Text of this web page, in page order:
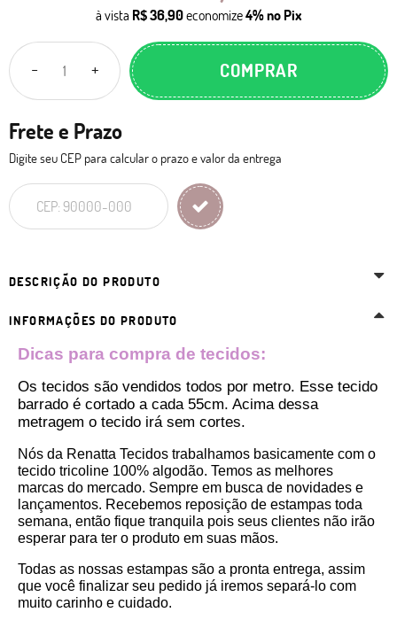
à vista R$ 36,90economize4%no Pix
COMPRAR
Frete e Prazo
Digite seu CEP para calcular o prazo e valor da entrega
DESCRIÇÃO DO PRODUTO
INFORMAÇÕES DO PRODUTO
Dicas para compra de tecidos:
Os tecidos são vendidos todos por metro. Esse tecido
barrado é cortado a cada 55cm. Acima dessa
metragem o tecido irá sem cortes.
Nós da Renatta Tecidos trabalhamos basicamente com o
tecido tricoline 100% algodão. Temos as melhores
marcas do mercado. Sempre em busca de novidades e
lançamentos. Recebemos reposição de estampas toda
semana, então fique tranquila pois seus clientes não irão
esperar para ter o produto em suas mãos.
Todas as nossas estampas são a pronta entrega, assim
que você finalizar seu pedido já iremos separá-lo com
muito carinho e cuidado.